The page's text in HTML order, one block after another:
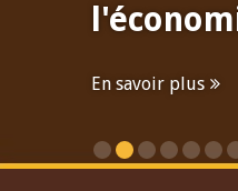
En savoir plus